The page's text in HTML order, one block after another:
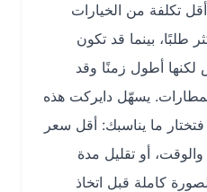
من الخيارات
بينما قد تكون
أطول زمنًا وقد
يسهّل دايركت هذه
ما يناسبك: أقل سعر
أو تقليل مدة
قبل اتخاذ